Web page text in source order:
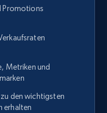
Promotions
Metriken und
den wichtigsten
erhalten